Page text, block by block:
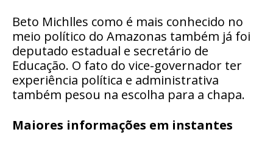
Beto Michlles como é mais conhecido no
meio político do Amazonas também já foi
deputado estadual e secretário de
Educação. O fato do vice-governador ter
experiência política e administrativa
também pesou na escolha para a chapa.
Maiores informações em instantes